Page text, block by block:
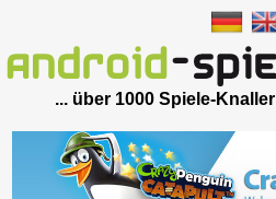
... über 1000 Spiele-Knaller